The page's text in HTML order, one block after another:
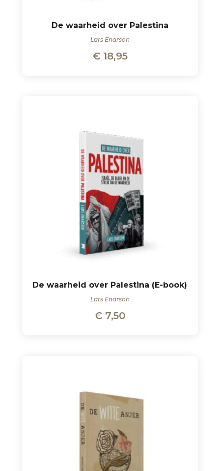
De waarheid over Palestina
Lars Enarson
€18,95
De waarheid over Palestina (E-book)
Lars Enarson
€ 7,50